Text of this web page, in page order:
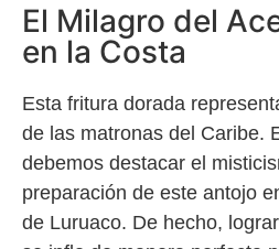
El Milagro del
en la Costa
Esta fritura dorada
de las matronas del Caribe.
debemos destacar el
preparación de este antojo
de Luruaco. De hecho,